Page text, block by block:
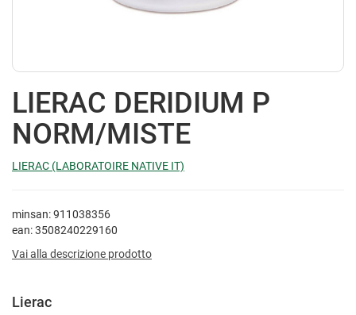
LIERAC DERIDIUM P
NORM/MISTE
LIERAC (LABORATOIRE NATIVE IT)
minsan: 911038356
ean: 3508240229160
Vai alla descrizione prodotto
Lierac